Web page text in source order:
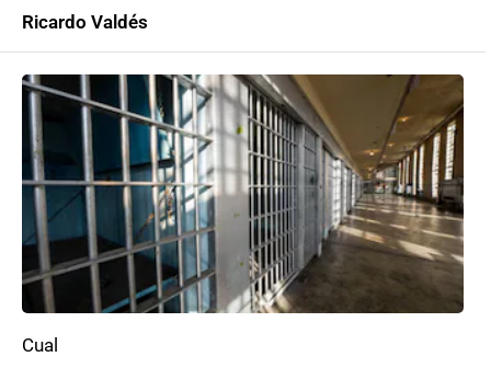
Ricardo Valdés
Cual